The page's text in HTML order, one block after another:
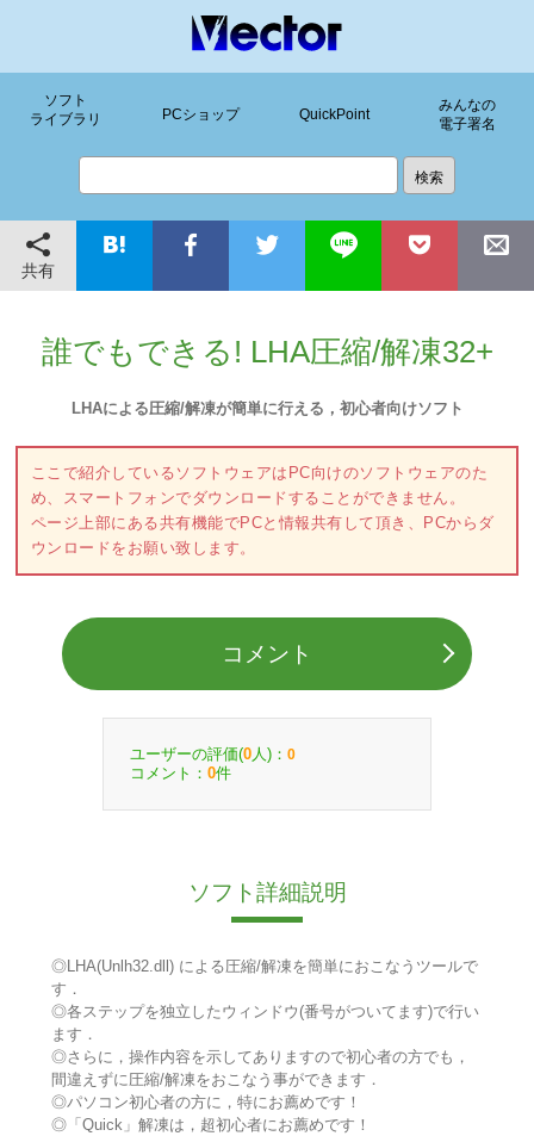
ソフト
ライブラリ
PCショップ QuickPoint
みんなの
電子署名
共有
誰でもできる! LHA圧縮/解凍32+
LHAによる圧縮/解凍が簡単に行える，初心者向けソフト
ここで紹介しているソフトウェアはPC向けのソフトウェアのた
め、スマートフォンでダウンロードすることができません。
ページ上部にある共有機能でPCと情報共有して頂き、PCからダ
ウンロードをお願い致します。
コメント
ユーザーの評価(0 人)： 0
コメント： 0件
ソフト詳細説明
◎LHA(Unlh32.dll) による圧縮/解凍を簡単におこなうツールで
す．
◎各ステップを独立したウィンドウ(番号がついてます)で行い
ます．
◎さらに，操作内容を示してありますので初心者の方でも，
間違えずに圧縮/解凍をおこなう事ができます．
◎パソコン初心者の方に，特にお薦めです！
◎「Quick」解凍は，超初心者にお薦めです！